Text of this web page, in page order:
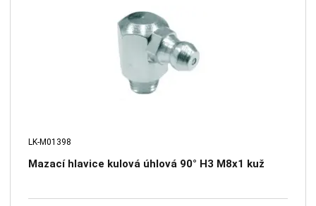
LK-M01398
Mazací hlavice kulová úhlová 90° H3 M8x1 kuž